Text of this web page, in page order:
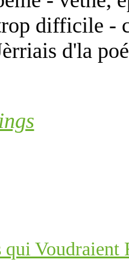
difficile -
d'la
qui Voudraient